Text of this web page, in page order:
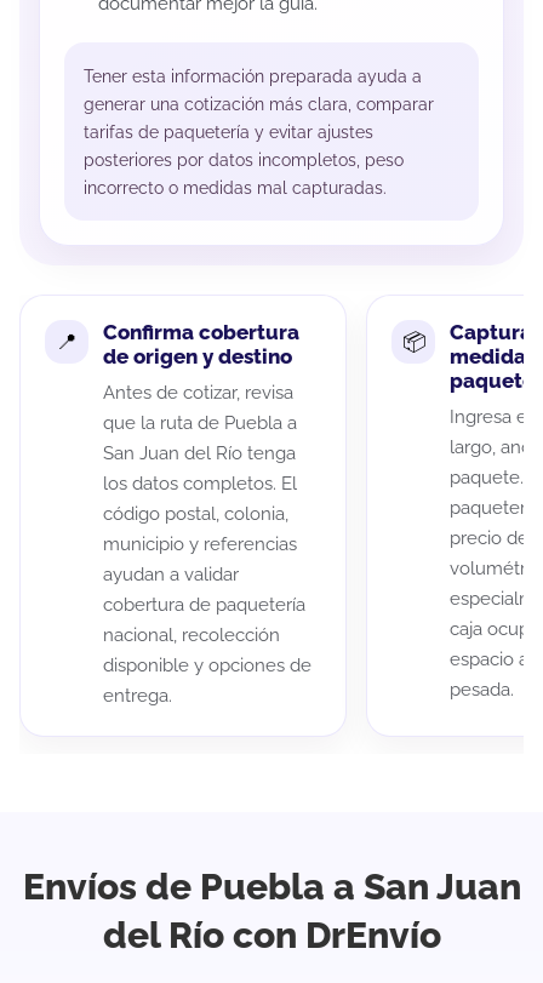
Tener esta información preparada ayuda a
generar una cotización más clara, comparar
tarifas de paquetería y evitar ajustes
posteriores por datos incompletos, peso
incorrecto o medidas mal capturadas.
Confirma cobertura
de origen y destino
Antes de cotizar, revisa
que la ruta de Puebla a
San Juan del Río tenga
los datos completos. El
código postal, colonia,
municipio y referencias
ayudan a validar
cobertura de paquetería
nacional, recolección
disponible y opciones de
entrega.
Captura
medidas
paquete
Ingresa el
largo,
paquete.
precio de
caja
espacio
pesada.
Envíos de Puebla a San Juan
del Río con DrEnvío